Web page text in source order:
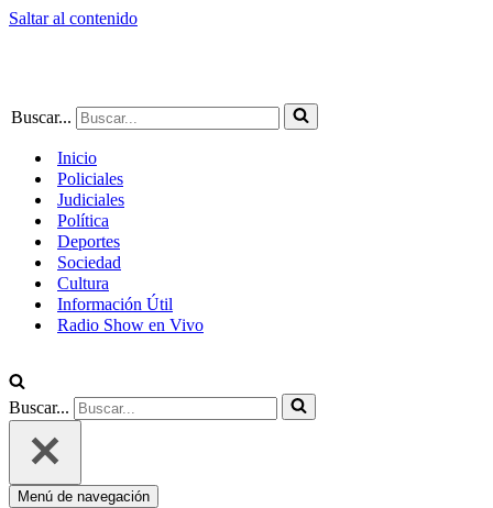
Saltar al contenido
Buscar...
Inicio
Policiales
Judiciales
Política
Deportes
Sociedad
Cultura
Información Útil
Radio Show en Vivo
Buscar...
Menú de navegación